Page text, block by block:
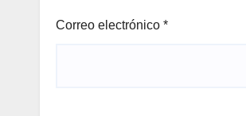
Correo electrónico *